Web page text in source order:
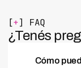
[+] FAQ
¿Tenés
Cómo